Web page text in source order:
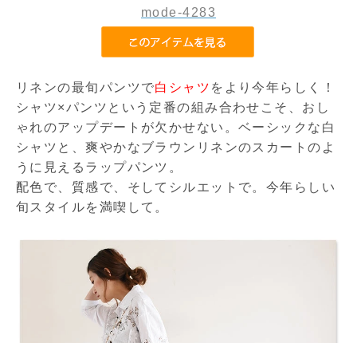
mode-4283
リネンの最旬パンツで白シャツ をより今年らしく！
シャツ×パンツという定番の組み合わせこそ、おし
ゃれのアップデートが欠かせない。ベーシックな白
シャツと、爽やかなブラウンリネンのスカートのよ
うに見えるラップパンツ。
配色で、質感で、そしてシルエットで。今年らしい
旬スタイルを満喫して。